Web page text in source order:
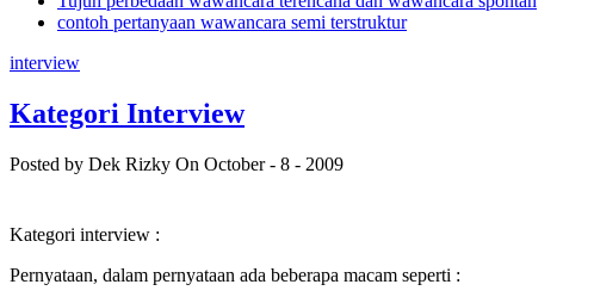
contoh pertanyaan wawancara semi terstruktur
interview
Kategori Interview
Posted by Dek Rizky On October - 8 - 2009
Kategori interview :
Pernyataan, dalam pernyataan ada beberapa macam seperti :